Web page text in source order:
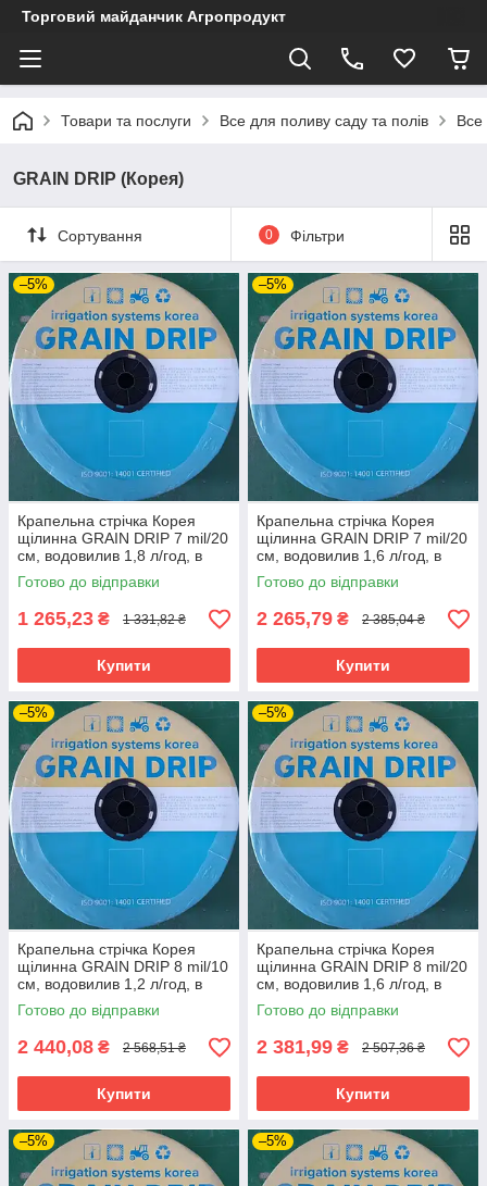
Торговий майданчик Агропродукт
Товари та послуги Все для поливу саду та полів Все
GRAIN DRIP (Корея)
Сортування 0 Фільтри
–5%
Крапельна стрічка Корея
щілинна GRAIN DRIP 7 mil/20
см, водовилив 1,8 л/год, в
бухті 500 м
Готово до відправки
1 265,23 ₴ 1 331,82 ₴
Купити
–5%
Крапельна стрічка Корея
щілинна GRAIN DRIP 7 mil/20
см, водовилив 1,6 л/год, в
бухті 1000 м
Готово до відправки
2 265,79 ₴ 2 385,04 ₴
Купити
–5%
Крапельна стрічка Корея
щілинна GRAIN DRIP 8 mil/10
см, водовилив 1,2 л/год, в
бухті 1000 м
Готово до відправки
2 440,08 ₴ 2 568,51 ₴
Купити
–5%
Крапельна стрічка Корея
щілинна GRAIN DRIP 8 mil/20
см, водовилив 1,6 л/год, в
бухті 1000 м
Готово до відправки
2 381,99 ₴ 2 507,36 ₴
Купити
–5% –5%